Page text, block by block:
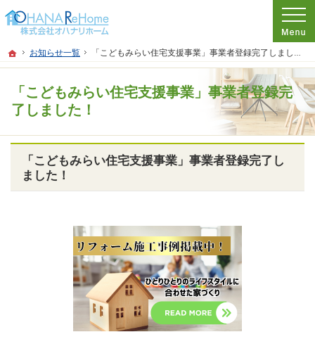
ホーム
お知らせ一覧 「こどもみらい住宅支援事業」事業者登録完了しました！
「こどもみらい住宅支援事業」事業者登録完
了しました！
プロの目線からご提案。神奈川県茅ケ崎市のリフォームを手がける工務店なら当社
リフォームをお考えなら神奈川県茅ケ崎市の工務店【オハナリホーム】へ！
「こどもみらい住宅支援事業」事業者登録完了し
ました！